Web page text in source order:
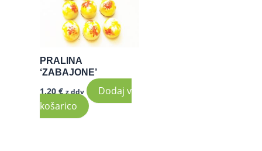
PRALINA
‘ZABAJONE’
1,20 € z ddv
Dodaj v
košarico